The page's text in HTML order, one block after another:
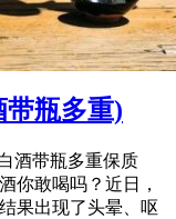
瓶多重)
酒带瓶多重保质
你敢喝吗？近日，
果出现了头晕、呕